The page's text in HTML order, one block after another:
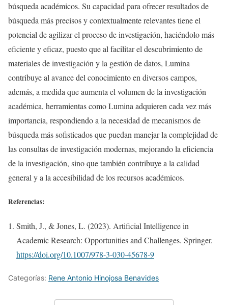
búsqueda académicos. Su capacidad para ofrecer resultados de
búsqueda más precisos y contextualmente relevantes tiene el
potencial de agilizar el proceso de investigación, haciéndolo más
eficiente y eficaz, puesto que al facilitar el descubrimiento de
materiales de investigación y la gestión de datos, Lumina
contribuye al avance del conocimiento en diversos campos,
además, a medida que aumenta el volumen de la investigación
académica, herramientas como Lumina adquieren cada vez más
importancia, respondiendo a la necesidad de mecanismos de
búsqueda más sofisticados que puedan manejar la complejidad de
las consultas de investigación modernas, mejorando la eficiencia
de la investigación, sino que también contribuye a la calidad
general y a la accesibilidad de los recursos académicos.
Referencias:
Smith, J., & Jones, L. (2023). Artificial Intelligence in
Academic Research: Opportunities and Challenges. Springer.
https://doi.org/10.1007/978-3-030-45678-9
Categorías: Rene Antonio Hinojosa Benavides